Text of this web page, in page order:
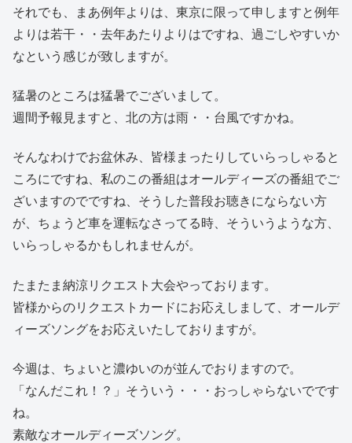
それでも、まあ例年よりは、東京に限って申しますと例年
よりは若干・・去年あたりよりはですね、過ごしやすいか
なという感じが致しますが。
猛暑のところは猛暑でございまして。
週間予報見ますと、北の方は雨・・台風ですかね。
そんなわけでお盆休み、皆様まったりしていらっしゃると
ころにですね、私のこの番組はオールディーズの番組でご
ざいますのでですね、そうした普段お聴きにならない方
が、ちょうど車を運転なさってる時、そういうような方、
いらっしゃるかもしれませんが。
たまたま納涼リクエスト大会やっております。
皆様からのリクエストカードにお応えしまして、オールデ
ィーズソングをお応えいたしておりますが。
今週は、ちょいと濃ゆいのが並んでおりますので。
「なんだこれ！？」そういう・・・おっしゃらないでです
ね。
素敵なオールディーズソング。